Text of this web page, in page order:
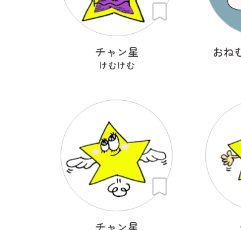
チャン星
けむけむ
おね
チャン星